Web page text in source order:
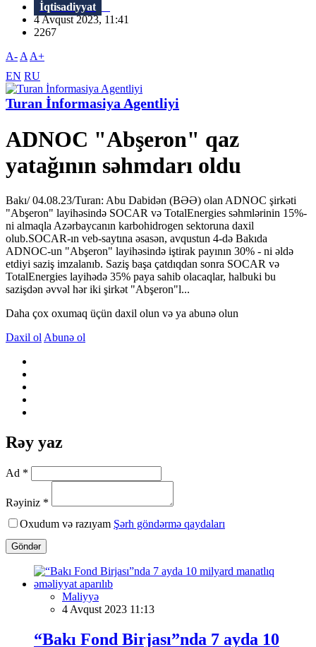
İqtisadiyyat
4 Avqust 2023, 11:41
2267
A- A A+
EN RU
Turan İnformasiya Agentliyi
ADNOC "Abşeron" qaz
yatağının səhmdarı oldu
Bakı/ 04.08.23/Turan: Abu Dabidən (BƏƏ) olan ADNOC şirkəti
"Abşeron" layihəsində SOCAR və TotalEnergies səhmlərinin 15%-
ni almaqla Azərbaycanın karbohidrogen sektoruna daxil
olub.SOCAR-ın veb-saytına əsasən, avqustun 4-də Bakıda
ADNOC-un "Abşeron" layihəsində iştirak payının 30% - ni əldə
etdiyi saziş imzalanıb. Saziş başa çatdıqdan sonra SOCAR və
TotalEnergies layihədə 35% paya sahib olacaqlar, halbuki bu
sazişdən əvvəl hər iki şirkət "Abşeron"l...
Daha çox oxumaq üçün daxil olun və ya abunə olun
Daxil ol Abunə ol
Rəy yaz
Ad *
Rəyiniz *
Oxudum və razıyam Şərh göndərmə qaydaları
Göndər
Maliyyə
4 Avqust 2023 11:13
“Bakı Fond Birjası”nda 7 ayda 10